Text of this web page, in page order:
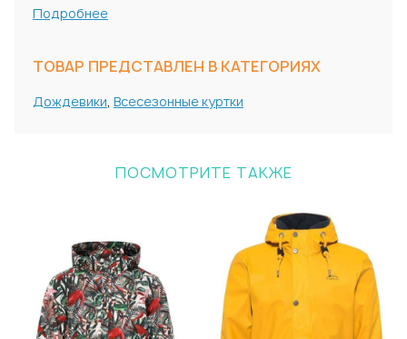
Подробнее
ТОВАР ПРЕДСТАВЛЕН В КАТЕГОРИЯХ
Дождевики, Всесезонные куртки
ПОСМОТРИТЕ ТАКЖЕ